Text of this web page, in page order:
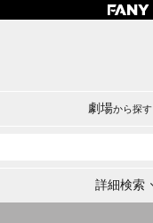
劇場から探す
詳細検索